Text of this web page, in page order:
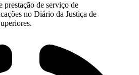
prestação de serviço de
no Diário da Justiça de